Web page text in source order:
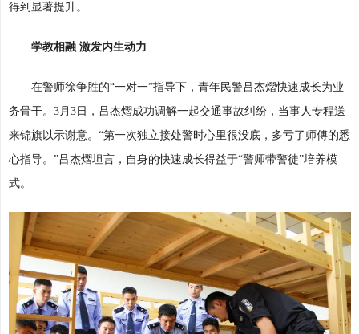
得到显著提升。
学教相融 激发内生动力
在警师徐争胜的“一对一”指导下，青年民警吕杰熠快速成长为业
务骨干。3月3日，吕杰熠成功调解一起交通事故纠纷，当事人专程送
来锦旗以示谢意。“第一次独立接处警时心里很没底，多亏了师傅的悉
心指导。”吕杰熠坦言，自身的快速成长得益于“警师带警徒”培养模
式。